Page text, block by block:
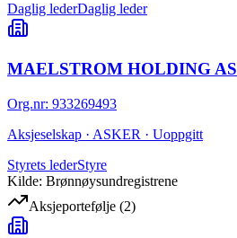
Daglig lederDaglig leder
MAELSTROM HOLDING AS
Org.nr: 933269493
Aksjeselskap · ASKER · Uoppgitt
Styrets lederStyre
Kilde: Brønnøysundregistrene
Aksjeportefølje (2)